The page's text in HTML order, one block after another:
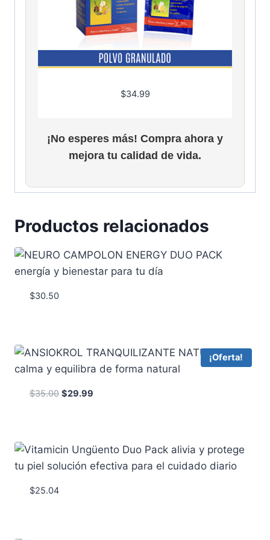
$
5
0
0
$34.99
¡No esperes más! Compra ahora y
mejora tu calidad de vida.
Productos relacionados
$30.50
¡Oferta!
$35.00 El
$35.00.
$29.99El
$29.99.
$25.04